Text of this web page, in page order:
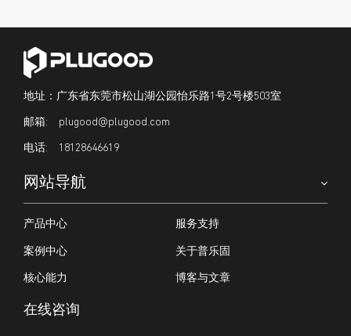
地址：广东省东莞市松山湖公园怡乐路1号2号楼503室
plugood@plugood.com
18128646619
网站导航
产品中心 服务支持
案例中心 关于普乐固
核心能力 博客与文章
在线咨询